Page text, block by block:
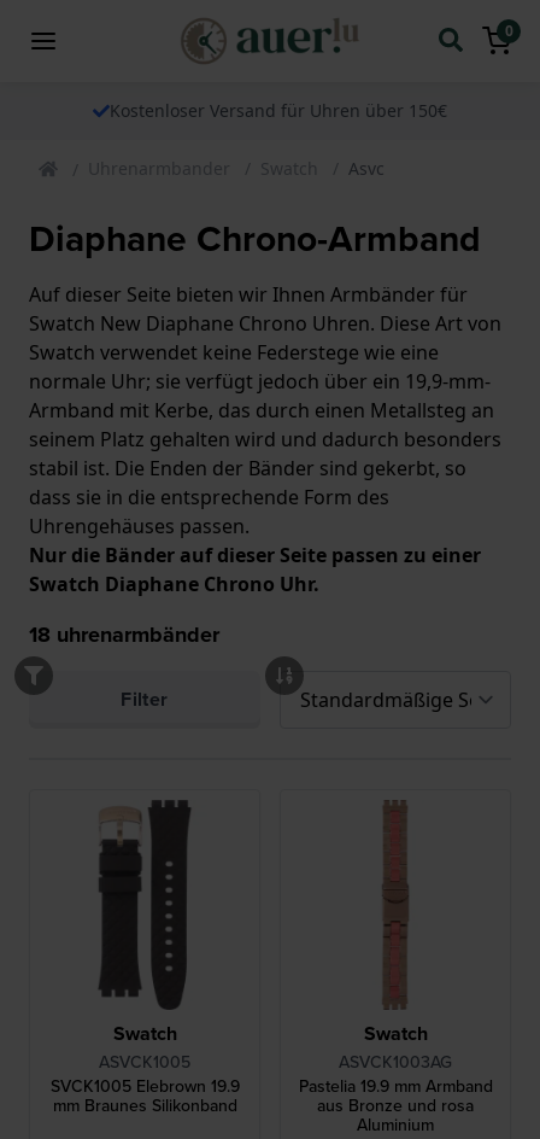
0
Kostenloser Versand für Uhren über 150€
Uhrenarmbander Swatch Asvc
Diaphane Chrono-Armband
Auf dieser Seite bieten wir Ihnen Armbänder für
Swatch New Diaphane Chrono Uhren. Diese Art von
Swatch verwendet keine Federstege wie eine
normale Uhr; sie verfügt jedoch über ein 19,9-mm-
Armband mit Kerbe, das durch einen Metallsteg an
seinem Platz gehalten wird und dadurch besonders
stabil ist. Die Enden der Bänder sind gekerbt, so
dass sie in die entsprechende Form des
Uhrengehäuses passen.
Nur die Bänder auf dieser Seite passen zu einer
Swatch Diaphane Chrono Uhr.
18 uhrenarmbänder
Filter
Swatch
ASVCK1005
SVCK1005 Elebrown 19.9
mm Braunes Silikonband
Swatch
ASVCK1003AG
Pastelia 19.9 mm Armband
aus Bronze und rosa
Aluminium